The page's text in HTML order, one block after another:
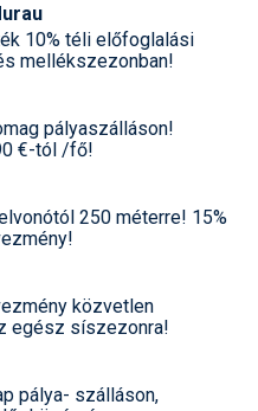
10% téli előfoglalási
mellékszezonban!
pályaszálláson!
€-tól /fő!
250 méterre! 15%
közvetlen
egész síszezonra!
pálya- szálláson,